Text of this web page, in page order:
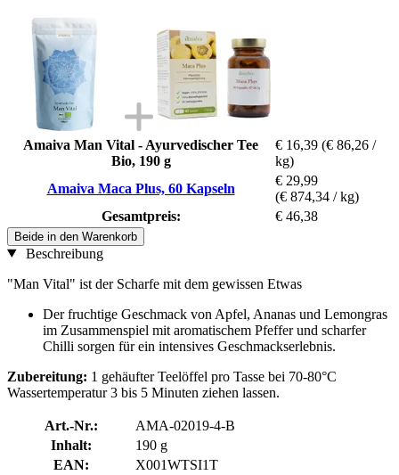
Amaiva Man Vital - Ayurvedischer Tee
Bio, 190 g
€ 16,39 (€ 86,26 /
kg)
Amaiva Maca Plus, 60 Kapseln
€ 29,99
(€ 874,34 / kg)
Gesamtpreis:
€ 46,38
Beide in den Warenkorb
Beschreibung
"Man Vital" ist der Scharfe mit dem gewissen Etwas
Der fruchtige Geschmack von Apfel, Ananas und Lemongras
im Zusammenspiel mit aromatischem Pfeffer und scharfer
Chilli sorgen für ein intensives Geschmackserlebnis.
Zubereitung: 1 gehäufter Teelöffel pro Tasse bei 70-80°C
Wassertemperatur 3 bis 5 Minuten ziehen lassen.
Art.-Nr.:
AMA-02019-4-B
Inhalt:
190 g
EAN:
X001WTSI1T